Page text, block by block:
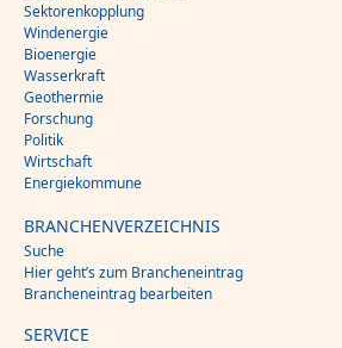
Sektorenkopplung
Windenergie
Bioenergie
Wasserkraft
Geothermie
Forschung
Politik
Wirtschaft
Energiekommune
BRANCHENVERZEICHNIS
Suche
Hier geht’s zum Brancheneintrag
Brancheneintrag bearbeiten
SERVICE